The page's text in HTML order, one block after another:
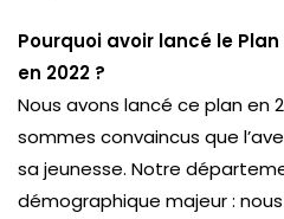
Pourquoi avoir lancé le
en 2022 ?
Nous avons lancé ce plan en
sommes convaincus que
sa jeunesse. Notre
démographique majeur :